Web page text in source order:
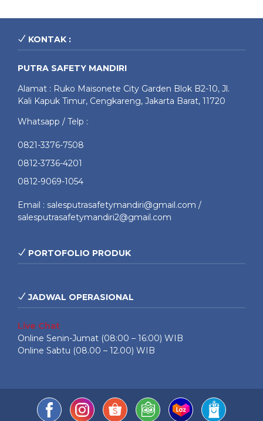
KONTAK :
PUTRA SAFETY MANDIRI
Alamat : Ruko Maisonete City Garden Blok B2-10, Jl.
Kali Kapuk Timur, Cengkareng, Jakarta Barat, 11720
Whatsapp / Telp :
0821-3376-7508
0812-3736-4201
0812-9069-1054
Email : salesputrasafetymandiri@gmail.com /
salesputrasafetymandiri2@gmail.com
PORTOFOLIO PRODUK
JADWAL OPERASIONAL
Live Chat
Online Senin-Jumat (08:00 – 16:00) WIB
Online Sabtu (08.00 – 12.00) WIB